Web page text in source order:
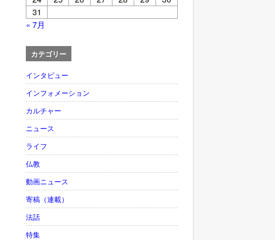
31
« 7月
カテゴリー
インタビュー
インフォメーション
カルチャー
ニュース
ライフ
仏教
動画ニュース
寄稿（連載）
法話
特集